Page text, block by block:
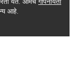
येते. आमचे गोपनीयता
आहे.